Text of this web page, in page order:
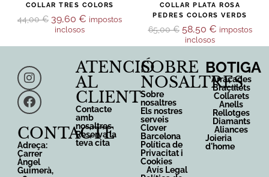
COLLAR TRES COLORS
44,00€ 39,60 € impostos
inclosos
COLLAR PLATA ROSA
PEDRES COLORS VERDS
65,00€ 58,50 € impostos
inclosos
CONTACTE
Adreça:
Carrer
Àngel
Guimerà,
ATENCIÓ
AL
CLIENT
Contacte
amb
nosaltres
Reserva la
teva cita
SOBRE
NOSALTRES
Sobre
nosaltres
Els nostres
serveis
Clover
Barcelona
Política de
Privacitat i
Cookies
Avís Legal
BOTIGA
Arracades
Braçalets
Collarets
Anells
Rellotges
Diamants
Aliances
Joieria
d'home